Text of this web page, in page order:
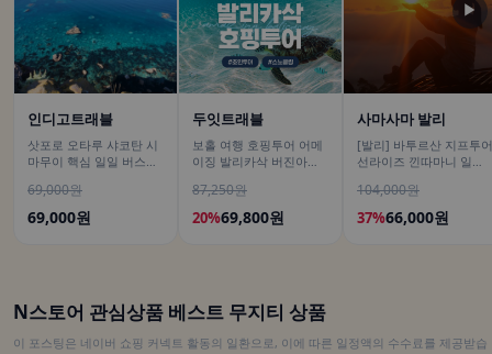
인디고트래블
삿포로 오타루 샤코탄 시
마무이 핵심 일일 버스투
69,000원
69,000원
두잇트래블
보홀 여행 호핑투어 어메
이징 발리카삭 버진아일
랍 포함
87,250원
20%69,800원
사마사마 발리
[발리] 바투르산 지프투어
선라이즈 낀따마니 일출
택시투어
104,000원
37%66,000원
▶
N스토어 관심상품 베스트 무지티 상품
이 포스팅은 네이버 쇼핑 커넥트 활동의 일환으로, 이에 따른 일정액의 수수료를 제공받습